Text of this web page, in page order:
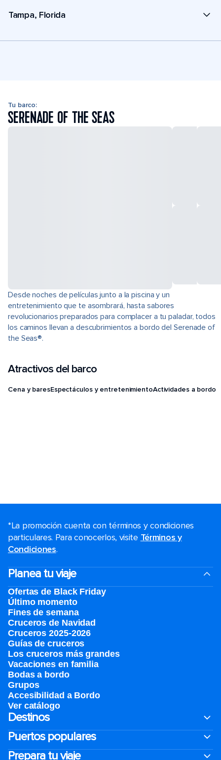
Tampa, Florida
Tu barco:
SERENADE OF THE SEAS
Desde noches de películas junto a la piscina y un
entretenimiento que te asombrará, hasta sabores
revolucionarios preparados para complacer a tu paladar, todos
los caminos llevan a descubrimientos a bordo del Serenade of
the Seas®.
Atractivos del barco
Cena y baresEspectáculos y entretenimientoActividades a bordo
*La promoción cuenta con términos y condiciones
particulares. Para conocerlos, visite Términos y
Condiciones.
Planea tu viaje
Ofertas de Black Friday
Último momento
Fines de semana
Cruceros de Navidad
Cruceros 2025-2026
Guías de cruceros
Los cruceros más grandes
Vacaciones en familia
Bodas a bordo
Grupos
Accesibilidad a Bordo
Ver catálogo
Destinos
Puertos populares
Prepara tu viaje